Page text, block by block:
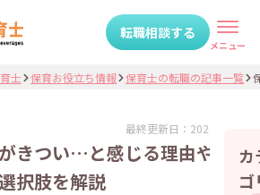
転職相談する
メニュー
カ
ゴ
士 保育お役立ち情報 保育士の転職の記事一覧
最終更新日： 2026.06.04
きつい…と感じる理由や対
択肢を解説